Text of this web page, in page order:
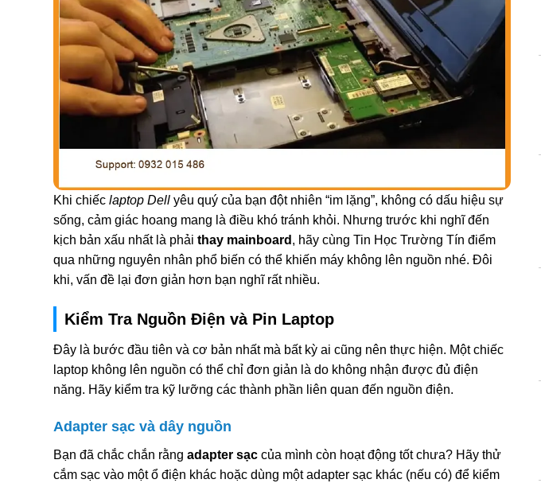
Khi chiếc laptop Dell yêu quý của bạn đột nhiên “im lặng”, không có dấu hiệu sự
sống, cảm giác hoang mang là điều khó tránh khỏi. Nhưng trước khi nghĩ đến
kịch bản xấu nhất là phải thay mainboard , hãy cùng Tin Học Trường Tín điểm
qua những nguyên nhân phổ biến có thể khiến máy không lên nguồn nhé. Đôi
khi, vấn đề lại đơn giản hơn bạn nghĩ rất nhiều.
Kiểm Tra Nguồn Điện và Pin Laptop
Đây là bước đầu tiên và cơ bản nhất mà bất kỳ ai cũng nên thực hiện. Một chiếc
laptop không lên nguồn có thể chỉ đơn giản là do không nhận được đủ điện
năng. Hãy kiểm tra kỹ lưỡng các thành phần liên quan đến nguồn điện.
Adapter sạc và dây nguồn
Bạn đã chắc chắn rằng adapter sạc của mình còn hoạt động tốt chưa? Hãy thử
cắm sạc vào một ổ điện khác hoặc dùng một adapter sạc khác (nếu có) để kiểm